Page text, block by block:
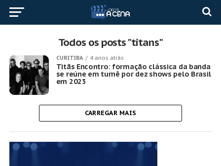
Todos os posts "titans"
CURITIBA 4 anos atrás
Titãs Encontro: formação clássica da banda
se reúne em turnê por dez shows pelo Brasil
em 2023
CARREGAR MAIS